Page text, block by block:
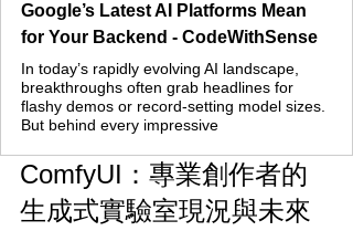
Google’s Latest AI Platforms Mean
for Your Backend - CodeWithSense
In today’s rapidly evolving AI landscape,
breakthroughs often grab headlines for
flashy demos or record-setting model sizes.
But behind every impressive
ComfyUI：專業創作者的
生成式實驗室現況與未來